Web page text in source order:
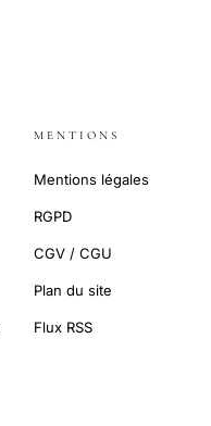
MENTIONS
Mentions légales
RGPD
CGV / CGU
Plan du site
Flux RSS